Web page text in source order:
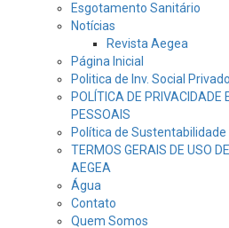
Esgotamento Sanitário
Notícias
Revista Aegea
Página Inicial
Politica de Inv. Social Privado
POLÍTICA DE PRIVACIDADE
PESSOAIS
Política de Sustentabilidade
TERMOS GERAIS DE USO
AEGEA
Água
Contato
Quem Somos